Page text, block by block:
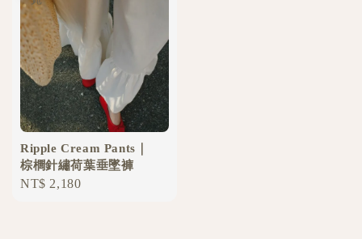
Ripple Cream Pants｜
棕櫚針繡荷葉垂墜褲
Regular
NT$ 2,180